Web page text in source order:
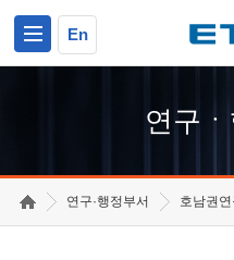
En
연구
연구·행정부서 호남권연